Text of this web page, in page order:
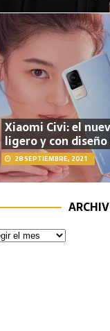
Xiaomi Civi: el
ligero y con
28 SEPTIEMBRE, 2021